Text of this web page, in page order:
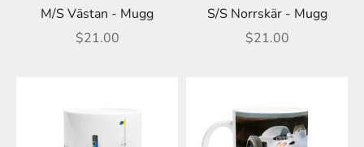
M/S Västan - Mugg
REA-pris
$21.00
S/S Norrskär - Mugg
REA-pris
$21.00